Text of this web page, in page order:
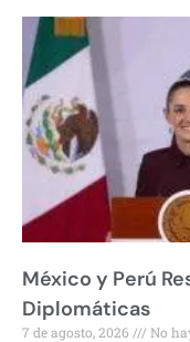
México y Perú
Diplomáticas
7 de agosto, 2026 No